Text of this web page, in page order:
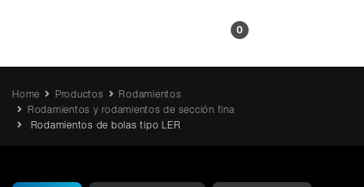
0
Home Productos
Rodamientos
Rodamientos y rodamientos de sección fina
Rodamientos de bolas tipo LER